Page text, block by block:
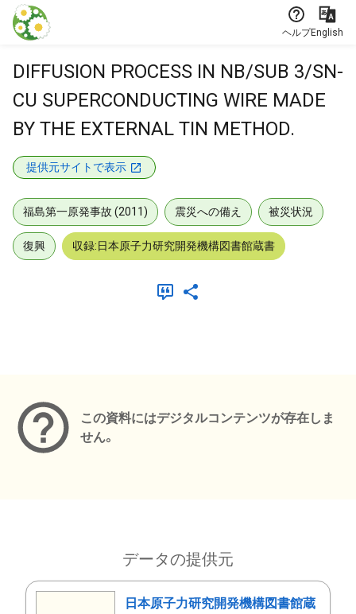
本文に飛ぶ
ヘルプEnglish
DIFFUSION PROCESS IN NB/SUB 3/SN-
CU SUPERCONDUCTING WIRE MADE
BY THE EXTERNAL TIN METHOD.
提供元サイトで表示
福島第一原発事故 (2011) 震災への備え 被災状況
復興 収録:日本原子力研究開発機構図書館蔵書
この資料にはデジタルコンテンツが存在しま
せん。
データの提供元
日本原子力研究開発機構図書館蔵